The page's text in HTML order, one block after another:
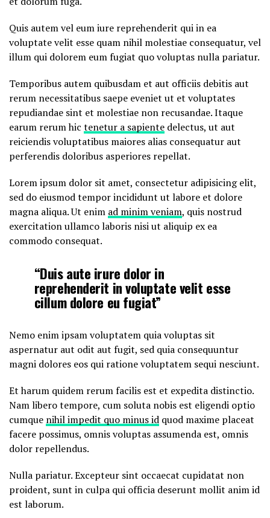
Quis autem vel eum iure reprehenderit qui in ea
voluptate velit esse quam nihil molestiae consequatur, vel
illum qui dolorem eum fugiat quo voluptas nulla pariatur.
Temporibus autem quibusdam et aut officiis debitis aut
rerum necessitatibus saepe eveniet ut et voluptates
repudiandae sint et molestiae non recusandae. Itaque
earum rerum hic tenetur a sapiente delectus, ut aut
reiciendis voluptatibus maiores alias consequatur aut
perferendis doloribus asperiores repellat.
Lorem ipsum dolor sit amet, consectetur adipisicing elit,
sed do eiusmod tempor incididunt ut labore et dolore
magna aliqua. Ut enim ad minim veniam, quis nostrud
exercitation ullamco laboris nisi ut aliquip ex ea
commodo consequat.
“Duis aute irure dolor in
reprehenderit in voluptate velit esse
cillum dolore eu fugiat”
Nemo enim ipsam voluptatem quia voluptas sit
aspernatur aut odit aut fugit, sed quia consequuntur
magni dolores eos qui ratione voluptatem sequi nesciunt.
Et harum quidem rerum facilis est et expedita distinctio.
Nam libero tempore, cum soluta nobis est eligendi optio
cumque nihil impedit quo minus id quod maxime placeat
facere possimus, omnis voluptas assumenda est, omnis
dolor repellendus.
Nulla pariatur. Excepteur sint occaecat cupidatat non
proident, sunt in culpa qui officia deserunt mollit anim id
est laborum.